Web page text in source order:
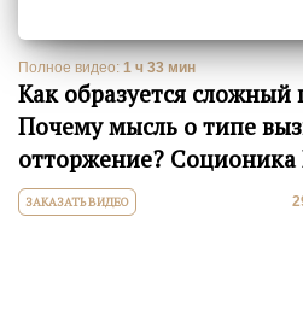
Полное видео: 1 ч 33 мин
Как образуется сложный
Почему мысль о типе
отторжение? Соционика
ЗАКАЗАТЬ ВИДЕО